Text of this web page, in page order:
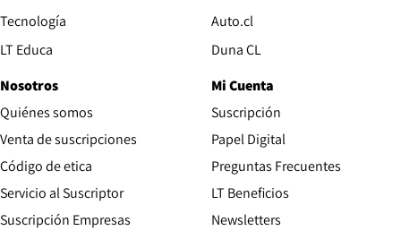
Tecnología
LT Educa
Auto.cl
Duna CL
Nosotros
Quiénes somos
Venta de suscripciones
Código de etica Opens in new window
Servicio al Suscriptor
Suscripción Empresas
Mi Cuenta
Suscripción
Papel Digital
Preguntas Frecuentes
LT Beneficios
Newsletters